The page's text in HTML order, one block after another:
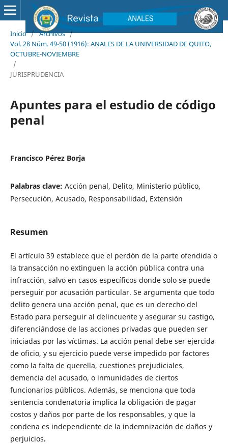
Inicio / Archivos /
Vol. 28 Núm. 49-50 (1916): ANALES DE LA UNIVERSIDAD DE QUITO,
OCTUBRE-NOVIEMBRE
/
JURISPRUDENCIA
Apuntes para el estudio de código
penal
Francisco Pérez Borja
Palabras clave: Acción penal, Delito, Ministerio público,
Persecución, Acusado, Responsabilidad, Extensión
Resumen
El artículo 39 establece que el perdón de la parte ofendida o
la transacción no extinguen la acción pública contra una
infracción, salvo en casos específicos donde solo se puede
perseguir por acusación particular. Se argumenta que todo
delito genera una acción penal, que es un derecho del
Estado para perseguir al delincuente y asegurar su castigo,
diferenciándose de las acciones privadas que pueden ser
iniciadas por las víctimas. La acción penal debe ser ejercida
de oficio, y su ejercicio puede verse impedido por factores
como la falta de querella, cuestiones prejudiciales,
demencia del acusado, o inmunidades de ciertos
funcionarios públicos. Además, se menciona que toda
sentencia condenatoria implica la obligación de pagar
costos y daños por parte de los responsables, y que la
condena es independiente de la indemnización de daños y
perjuicios.